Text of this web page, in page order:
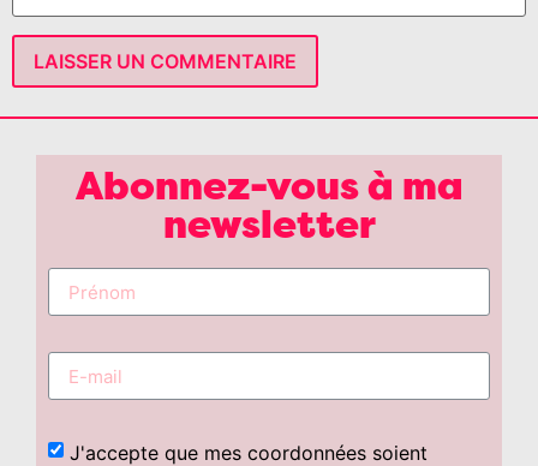
Abonnez-vous à ma
newsletter
J'accepte que mes coordonnées soient